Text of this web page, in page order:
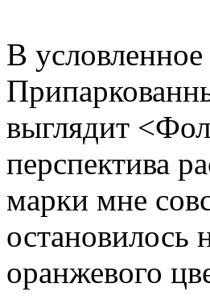
В
выглядит
перспектива
марки мне
остановилось
оранжевого